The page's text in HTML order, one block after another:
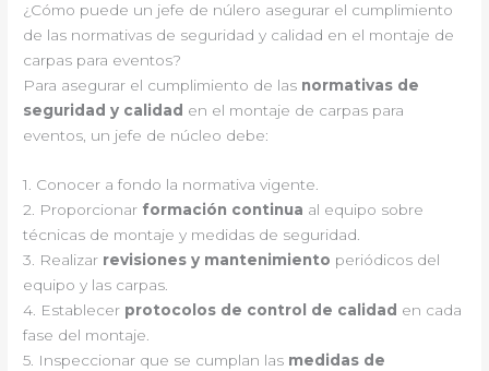
¿Cómo puede un jefe de núlero asegurar el cumplimiento
de las normativas de seguridad y calidad en el montaje de
carpas para eventos?
Para asegurar el cumplimiento de las normativas de
seguridad y calidad en el montaje de carpas para
eventos, un jefe de núcleo debe:
1. Conocer a fondo la normativa vigente.
2. Proporcionar formación continua al equipo sobre
técnicas de montaje y medidas de seguridad.
3. Realizar revisiones y mantenimiento periódicos del
equipo y las carpas.
4. Establecer protocolos de control de calidad en cada
fase del montaje.
5. Inspeccionar que se cumplan las medidas de